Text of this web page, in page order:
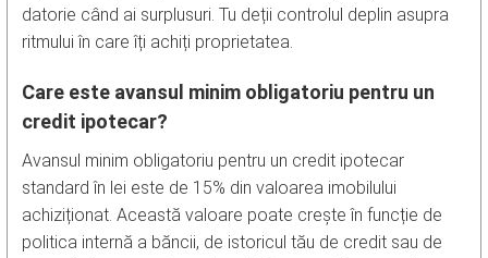
datorie când ai surplusuri. Tu deții controlul deplin asupra
ritmului în care îți achiți proprietatea.
Care este avansul minim obligatoriu pentru un
credit ipotecar?
Avansul minim obligatoriu pentru un credit ipotecar
standard în lei este de 15% din valoarea imobilului
achiziționat. Această valoare poate crește în funcție de
politica internă a băncii, de istoricul tău de credit sau de